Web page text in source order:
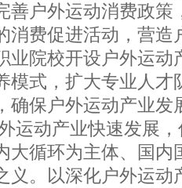
善户外运动消费政策
消费促进活动，营造
业院校开设户外运动
模式，扩大专业人才
确保户外运动产业发
动产业快速发展，
大循环为主体、国内
义。以深化户外运动